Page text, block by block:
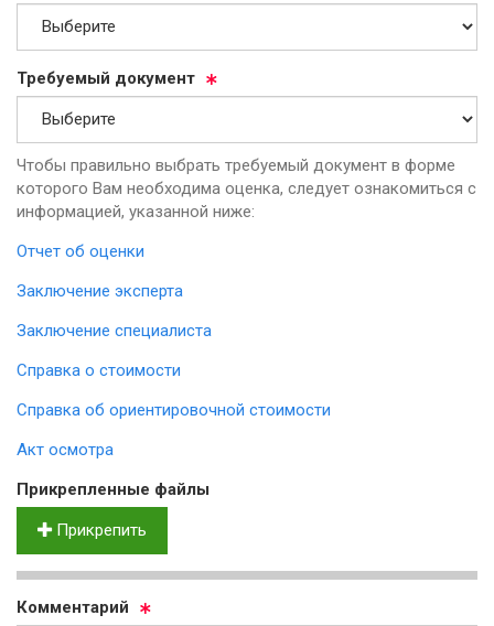
Тре­бу­емый до­ку­мент
Чтобы правильно выбрать требуемый документ в форме
которого Вам необходима оценка, следует ознакомиться с
информацией, указанной ниже:
Отчет об оценки
Заключение эксперта
Заключение специалиста
Справка о стоимости
Справка об ориентировочной стоимости
Акт осмотра
Прик­реп­лен­ные фай­лы
Прикрепить
Ком­мен­та­рий